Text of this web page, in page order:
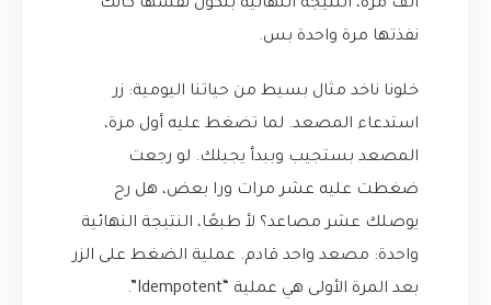
ألف مرة، النتيجة النهائية بتكون نفسها كأنك
نفذتها مرة واحدة بس.
خلونا ناخد مثال بسيط من حياتنا اليومية: زر
استدعاء المصعد. لما تضغط عليه أول مرة،
المصعد بستجيب وببدأ يجيلك. لو رجعت
ضغطت عليه عشر مرات ورا بعض، هل رح
يوصلك عشر مصاعد؟ لأ طبعًا، النتيجة النهائية
واحدة: مصعد واحد قادم. عملية الضغط على الزر
بعد المرة الأولى هي عملية “Idempotent”.